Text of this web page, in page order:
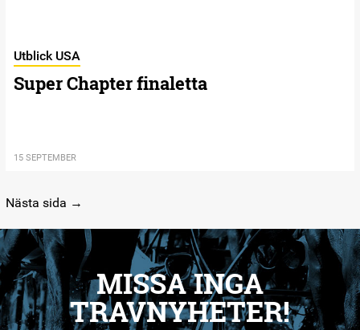
Utblick USA
Super Chapter finaletta
15 SEPTEMBER
Nästa sida →
MISSA INGA
TRAVNYHETER!